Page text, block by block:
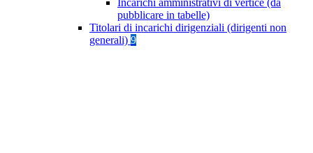
Incarichi amministrativi di vertice (da
pubblicare in tabelle)
Titolari di incarichi dirigenziali (dirigenti non
generali) 9